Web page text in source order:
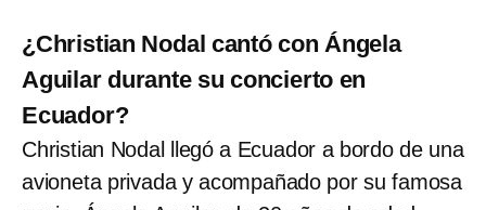
¿Christian Nodal cantó con Ángela
Aguilar durante su concierto en
Ecuador?
Christian Nodal llegó a Ecuador a bordo de una
avioneta privada y acompañado por su famosa